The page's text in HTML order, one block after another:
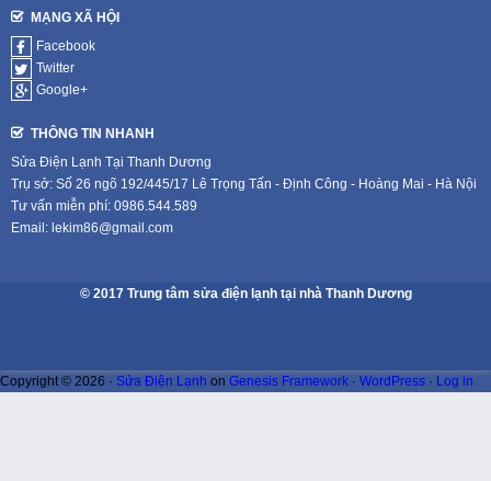
MẠNG XÃ HỘI
Facebook
Twitter
Google+
THÔNG TIN NHANH
Sửa Điện Lạnh Tại Thanh Dương
Trụ sở: Số 26 ngõ 192/445/17 Lê Trọng Tấn - Định Công - Hoàng Mai - Hà Nội
Tư vấn miễn phí: 0986.544.589
Email: lekim86@gmail.com
© 2017 Trung tâm sửa điện lạnh tại nhà Thanh Dương
Copyright © 2026 · Sửa Điện Lạnh on Genesis Framework · WordPress · Log in